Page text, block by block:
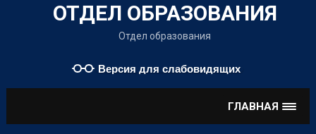
ОТДЕЛ ОБРАЗОВАНИЯ
Отдел образования
Версия для слабовидящих
ГЛАВНАЯ